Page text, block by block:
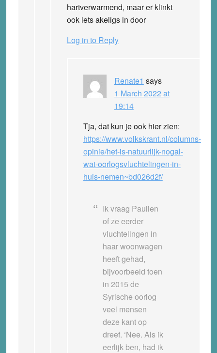
hartverwarmend, maar er klinkt
ook iets akeligs in door
Log in to Reply
Renate1 says
1 March 2022 at
19:14
Tja, dat kun je ook hier zien:
https://www.volkskrant.nl/columns-
opinie/het-is-natuurlijk-nogal-
wat-oorlogsvluchtelingen-in-
huis-nemen~bd026d2f/
Ik vraag Paulien
of ze eerder
vluchtelingen in
haar woonwagen
heeft gehad,
bijvoorbeeld toen
in 2015 de
Syrische oorlog
veel mensen
deze kant op
dreef. ‘Nee. Als ik
eerlijk ben, had ik